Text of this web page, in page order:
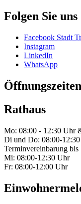
Folgen Sie uns
Facebook Stadt
Instagram
LinkedIn
WhatsApp
Öffnungszeiten
Rathaus
Mo: 08:00 - 12:30 Uhr
Di und Do: 08:00-
Terminvereinbarung
Mi: 08:00-12:30 Uhr
Fr: 08:00-12:00 Uhr